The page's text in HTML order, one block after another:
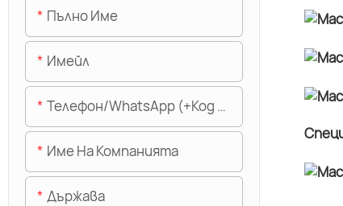
Пълно Име
Имейл
Телефон/WhatsApp (+Код На Областта)
Име На Компанията
Държава